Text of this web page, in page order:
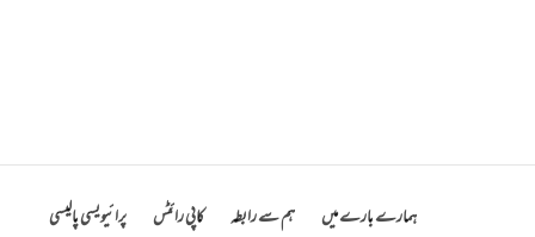
ہمارے بارے میں ہم سے رابطہ کاپی رائٹس پرائیویسی پالیسی